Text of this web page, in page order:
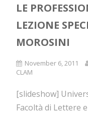
LE
LEZIONE
MOROSINI
November 6, 2011
CLAM
[slideshow]
Facoltà di Lettere